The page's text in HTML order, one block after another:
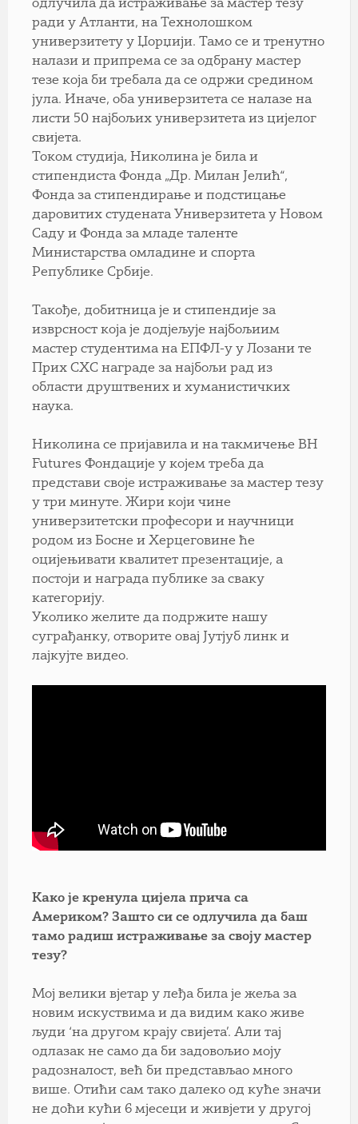
одлучила да истраживање за мастер тезу
ради у Атланти, на Технолошком
универзитету у Џорџији. Тамо се и тренутно
налази и припрема се за одбрану мастер
тезе која би требала да се одржи средином
јула. Иначе, оба универзитета се налазе на
листи 50 најбољих универзитета из цијелог
свијета.
Током студија, Николина је била и
стипендиста Фонда „Др. Милан Јелић“,
Фонда за стипендирање и подстицање
даровитих студената Универзитета у Новом
Саду и Фонда за младе таленте
Министарства омладине и спорта
Републике Србије.
Такође, добитница је и стипендије за
изврсност која је додјељује најбољиим
мастер студентима на ЕПФЛ-у у Лозани те
Приx СХС награде за најбољи рад из
области друштвених и хуманистичких
наука.
Николина се пријавила и на такмичење BH
Futures Фондације у којем треба да
представи своје истраживање за мастер тезу
у три минуте. Жири који чине
универзитетски професори и научници
родом из Босне и Херцеговине ће
оцијењивати квалитет презентације, а
постоји и награда публике за сваку
категорију.
Уколико желите да подржите нашу
суграђанку, отворите овај Јутјуб линк и
лајкујте видео.
Како је кренула цијела прича са
Америком? Зашто си се одлучила да баш
тамо радиш истраживање за своју мастер
тезу?
Мој велики вјетар у леђа била је жеља за
новим искуствима и да видим како живе
људи ‘на другом крају свијета’. Али тај
одлазак не само да би задовољио моју
радозналост, већ би представљао много
више. Отићи сам тако далеко од куће значи
не доћи кући 6 мјесеци и живјети у другој